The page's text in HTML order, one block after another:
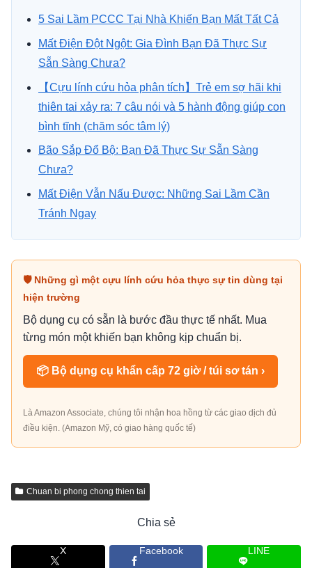
5 Sai Lầm PCCC Tại Nhà Khiến Bạn Mất Tất Cả
Mất Điện Đột Ngột: Gia Đình Bạn Đã Thực Sự
Sẵn Sàng Chưa?
【Cựu lính cứu hỏa phân tích】Trẻ em sợ hãi khi
thiên tai xảy ra: 7 câu nói và 5 hành động giúp con
bình tĩnh (chăm sóc tâm lý)
Bão Sắp Đổ Bộ: Bạn Đã Thực Sự Sẵn Sàng
Chưa?
Mất Điện Vẫn Nấu Được: Những Sai Lầm Cần
Tránh Ngay
🛡 Những gì một cựu lính cứu hỏa thực sự tin dùng tại
hiện trường
Bộ dụng cụ có sẵn là bước đầu thực tế nhất. Mua
từng món một khiến bạn không kịp chuẩn bị.
📦 Bộ dụng cụ khẩn cấp 72 giờ / túi sơ tán ›
Là Amazon Associate, chúng tôi nhận hoa hồng từ các giao dịch đủ
điều kiện. (Amazon Mỹ, có giao hàng quốc tế)
Chuan bi phong chong thien tai
Chia sẻ
X Facebook LINE